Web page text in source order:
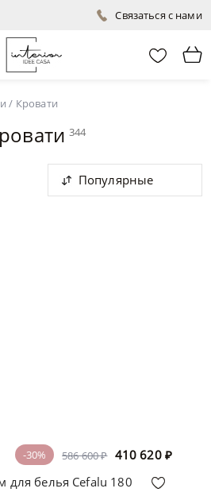
Связаться с нами
/ Кровати
344
Популярные
586 600 ₽ 410 620 ₽
-30%
для белья Cefalu 180